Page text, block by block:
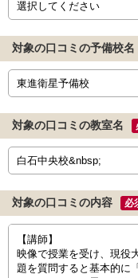
対象の口コミの予備校名
対象の口コミの教室名
対象の口コミの内容 必